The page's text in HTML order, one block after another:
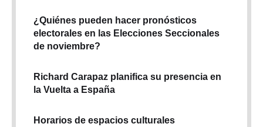
¿Quiénes pueden hacer pronósticos
electorales en las Elecciones Seccionales
de noviembre?
Richard Carapaz planifica su presencia en
la Vuelta a España
Horarios de espacios culturales